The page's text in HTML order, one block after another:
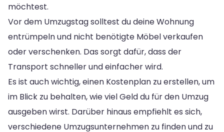
möchtest.
Vor dem Umzugstag solltest du deine Wohnung
entrümpeln und nicht benötigte Möbel verkaufen
oder verschenken. Das sorgt dafür, dass der
Transport schneller und einfacher wird.
Es ist auch wichtig, einen Kostenplan zu erstellen, um
im Blick zu behalten, wie viel Geld du für den Umzug
ausgeben wirst. Darüber hinaus empfiehlt es sich,
verschiedene Umzugsunternehmen zu finden und zu